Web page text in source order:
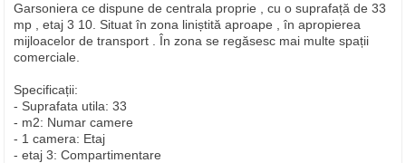
Garsoniera ce dispune de centrala proprie , cu o suprafață de 33
mp , etaj 3 10. Situat în zona liniștită aproape , în apropierea
mijloacelor de transport . În zona se regăsesc mai multe spații
comerciale.
Specificații:
- Suprafata utila: 33
- m2: Numar camere
- 1 camera: Etaj
- etaj 3: Compartimentare